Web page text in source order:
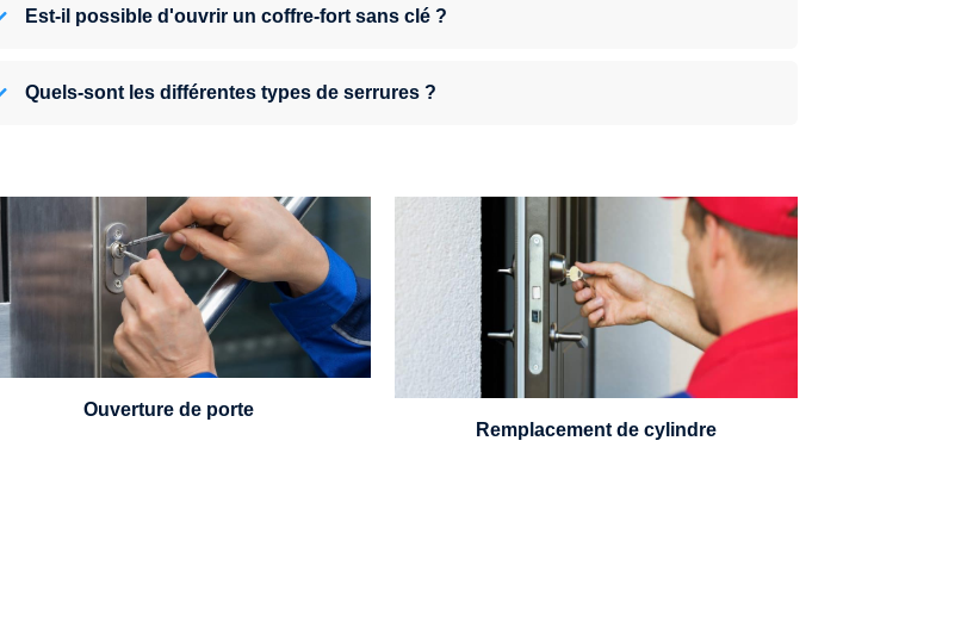
Est-il possible d'ouvrir un coffre-fort sans clé ?
Quels-sont les différentes types de serrures ?
Vous avez perdu vos clés ou la porte s'est
refermée derrière vous ? Un serrurier est
disponible 24h/7.
Ouverture de porte
Un serrurier sera en mesure de choisir et
remplacer un cylindre standard, à 5
leviers ou à 3 leviers, Mul-T-Lock ou
encore multipoints.
Remplacement de cylindre